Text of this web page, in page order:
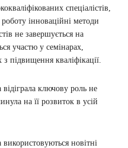
спеціалістів,
інноваційні методи
не завершується на
участю у семінарах,
підвищення кваліфікації.
відіграла ключову роль не
на її розвиток в усій
використовуються новітні